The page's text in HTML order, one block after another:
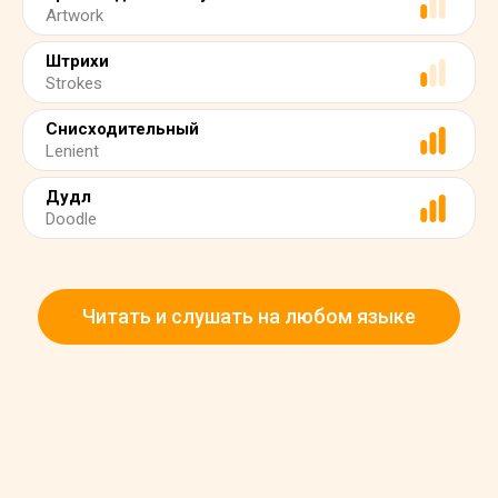
Artwork
Штрихи
Strokes
Снисходительный
Lenient
Дудл
Doodle
Читать и слушать на любом языке